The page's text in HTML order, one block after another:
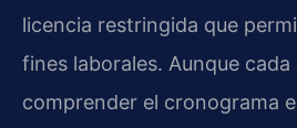
licencia restringida que
fines laborales. Aunque
comprender el cronograma